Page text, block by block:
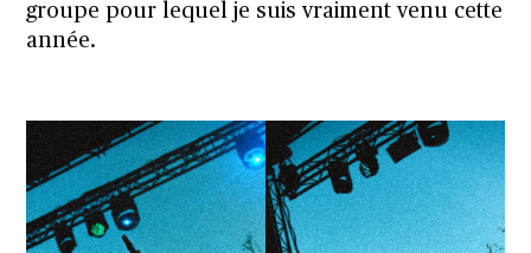
groupe pour lequel je suis vraiment venu cette
année.